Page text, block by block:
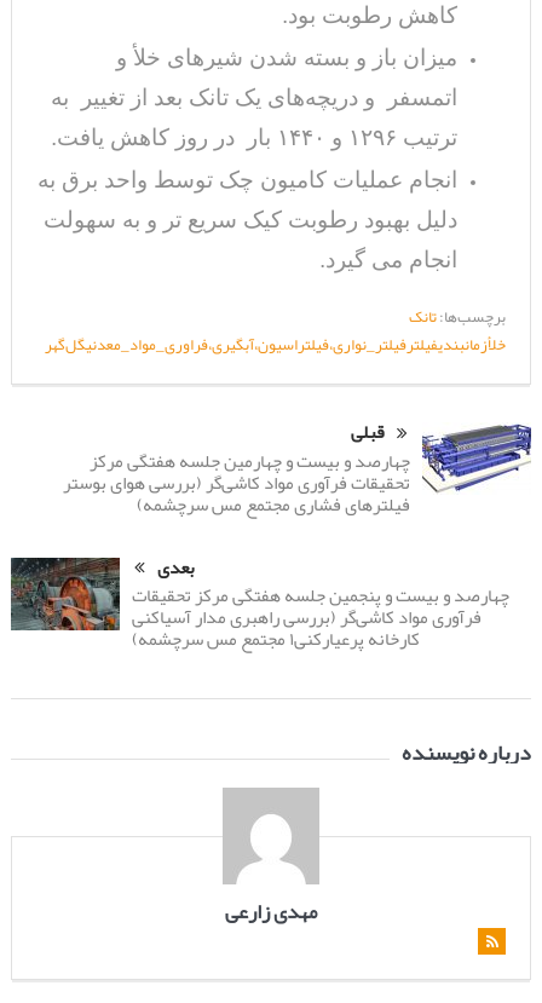
کاهش رطوبت بود.
میزان باز و بسته شدن شیرهای خلأ و
اتمسفر و دریچه‌های یک تانک بعد از تغییر به
ترتیب ۱۲۹۶ و ۱۴۴۰ بار در روز کاهش یافت.
انجام عملیات کامیون چک توسط واحد برق به
دلیل بهبود رطوبت کیک سریع تر و به سهولت
انجام می گیرد.
برچسب‌ها:تانک
خلأزمانبندیفیلترفیلتر_نواری،فیلتراسیون،آبگیری،فراوری_مواد_معدنیگل‌گهر
قبلی
چهارصد و بیست و چهارمین جلسه هفتگی مرکز
تحقیقات فرآوری مواد کاشی‌گر (بررسی هوای بوستر
فیلترهای فشاری مجتمع مس سرچشمه)
بعدی
چهارصد و بیست و پنجمین جلسه هفتگی مرکز تحقیقات
فرآوری مواد کاشی‌گر (بررسی راهبری مدار آسیاکنی
کارخانه پرعیارکنی۱ مجتمع مس سرچشمه)
درباره نویسنده
مهدی زارعی